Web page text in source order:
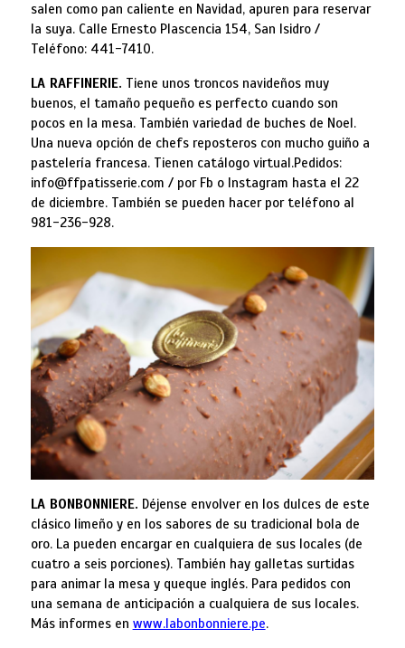
salen como pan caliente en Navidad, apuren para reservar
la suya. Calle Ernesto Plascencia 154, San Isidro /
Teléfono: 441-7410.
LA RAFFINERIE. Tiene unos troncos navideños muy
buenos, el tamaño pequeño es perfecto cuando son
pocos en la mesa. También variedad de buches de Noel.
Una nueva opción de chefs reposteros con mucho guiño a
pastelería francesa. Tienen catálogo virtual.Pedidos:
info@ffpatisserie.com / por Fb o Instagram hasta el 22
de diciembre. También se pueden hacer por teléfono al
981-236-928.
LA BONBONNIERE. Déjense envolver en los dulces de este
clásico limeño y en los sabores de su tradicional bola de
oro. La pueden encargar en cualquiera de sus locales (de
cuatro a seis porciones). También hay galletas surtidas
para animar la mesa y queque inglés. Para pedidos con
una semana de anticipación a cualquiera de sus locales.
Más informes en www.labonbonniere.pe.